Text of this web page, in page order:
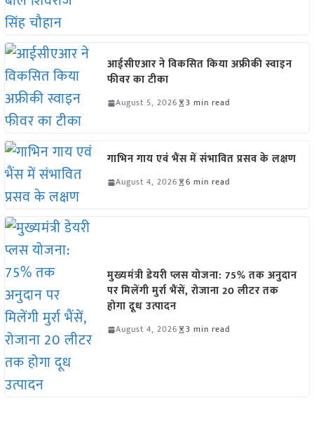
आईसीएआर ने विकसित किया अफ्रीकी स्वाइन
फीवर का टीका
August 5, 2026 3 min read
गाभिन गाय एवं भैंस में संभावित प्रसव के लक्षण
August 4, 2026 6 min read
मुख्यमंत्री डेयरी प्लस योजना: 75% तक अनुदान
पर मिलेंगी मुर्रा भैंसें, रोजाना 20 लीटर तक
होगा दूध उत्पादन
August 4, 2026 3 min read